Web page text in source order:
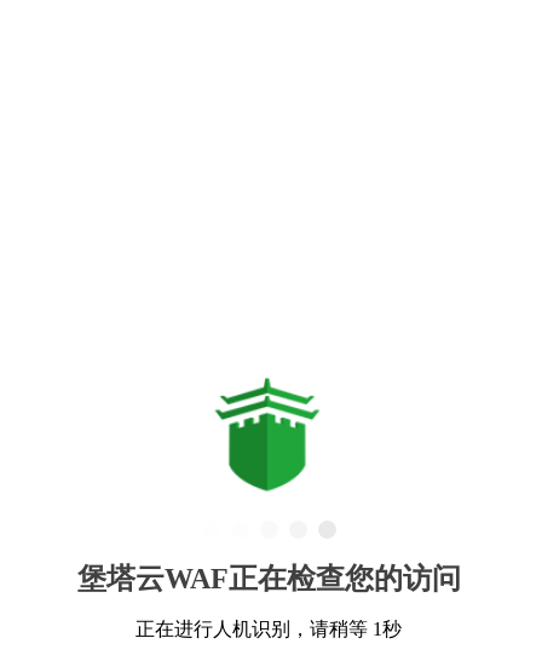
堡塔云WAF正在检查您的访问
正在进行人机识别，请稍等 1秒